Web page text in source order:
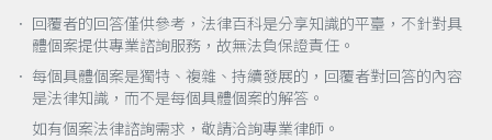
． 回覆者的回答僅供參考，法律百科是分享知識的平臺，不針對具
體個案提供專業諮詢服務，故無法負保證責任。
． 每個具體個案是獨特、複雜、持續發展的，回覆者對回答的內容
是法律知識，而不是每個具體個案的解答。
如有個案法律諮詢需求，敬請洽詢專業律師。